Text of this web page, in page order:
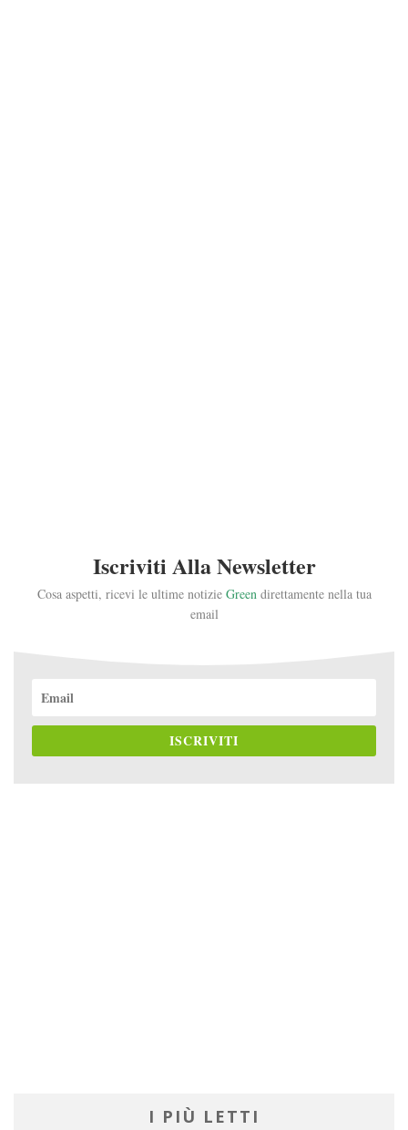
Iscriviti Alla Newsletter
Cosa aspetti, ricevi le ultime notizie Green direttamente nella tua
email
ISCRIVITI
I PIÙ LETTI